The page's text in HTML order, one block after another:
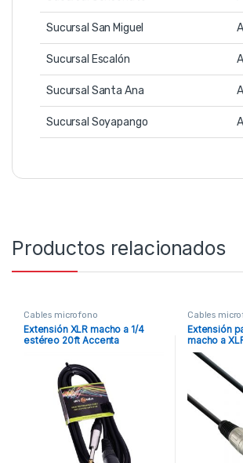
Sucursal San Miguel
Sucursal Escalón
Sucursal Santa Ana
Sucursal Soyapango
Productos relacionados
Cables microfono
Extensión XLR macho a 1/4
estéreo 20ft Accenta
Cables
Extensión
macho a
Accenta